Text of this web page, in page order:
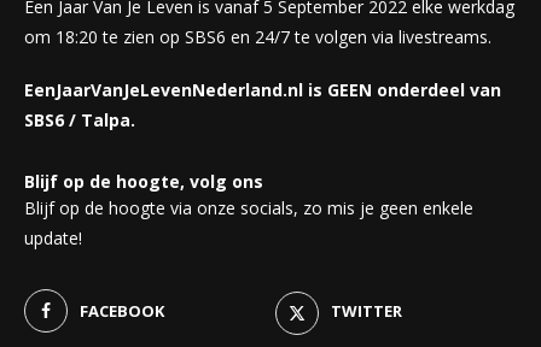
Een Jaar Van Je Leven is vanaf 5 September 2022 elke werkdag
om 18:20 te zien op SBS6 en 24/7 te volgen via livestreams.
EenJaarVanJeLevenNederland.nl is GEEN onderdeel van
SBS6 / Talpa.
Blijf op de hoogte, volg ons
Blijf op de hoogte via onze socials, zo mis je geen enkele
update!
FACEBOOK TWITTER